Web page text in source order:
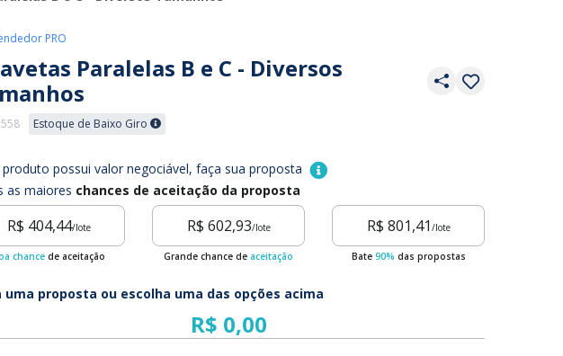
PRO
Paralelas B e C - Diversos
Estoque de Baixo Giro
produto possui valor negociável, faça sua proposta
as maiores chances de aceitação da proposta
R$ 404,44/lote
chance de aceitação
R$ 602,93/lote
Grande chance de aceitação
R$ 801,41 /lote
Bate 90% das propostas
uma proposta ou escolha uma das opções acima